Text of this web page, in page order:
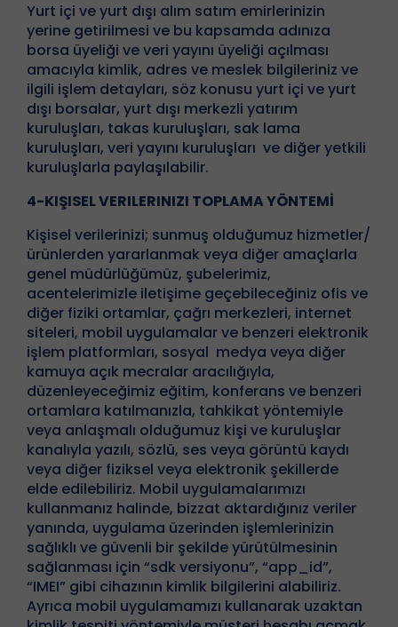
Yurt içi ve yurt dışı alım satım emirlerinizin
yerine getirilmesi ve bu kapsamda adınıza
borsa üyeliği ve veri yayını üyeliği açılması
amacıyla kimlik, adres ve meslek bilgileriniz ve
ilgili işlem detayları, söz konusu yurt içi ve yurt
dışı borsalar, yurt dışı merkezli yatırım
kuruluşları, takas kuruluşları, sak lama
kuruluşları, veri yayını kuruluşları ve diğer yetkili
kuruluşlarla paylaşılabilir.
4-KIŞISEL VERILERINIZI TOPLAMA YÖNTEMİ
Kişisel verilerinizi; sunmuş olduğumuz hizmetler/
ürünlerden yararlanmak veya diğer amaçlarla
genel müdürlüğümüz, şubelerimiz,
acentelerimizle iletişime geçebileceğiniz ofis ve
diğer fiziki ortamlar, çağrı merkezleri, internet
siteleri, mobil uygulamalar ve benzeri elektronik
işlem platformları, sosyal medya veya diğer
kamuya açık mecralar aracılığıyla,
düzenleyeceğimiz eğitim, konferans ve benzeri
ortamlara katılmanızla, tahkikat yöntemiyle
veya anlaşmalı olduğumuz kişi ve kuruluşlar
kanalıyla yazılı, sözlü, ses veya görüntü kaydı
veya diğer fiziksel veya elektronik şekillerde
elde edilebiliriz. Mobil uygulamalarımızı
kullanmanız halinde, bizzat aktardığınız veriler
yanında, uygulama üzerinden işlemlerinizin
sağlıklı ve güvenli bir şekilde yürütülmesinin
sağlanması için “sdk versiyonu”, “app_id”,
“IMEI” gibi cihazının kimlik bilgilerini alabiliriz.
Ayrıca mobil uygulamamızı kullanarak uzaktan